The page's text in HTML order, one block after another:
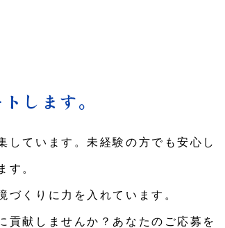
します。
しています。未経験の方でも安心し
す。
づくりに力を入れています。
貢献しませんか？あなたのご応募を